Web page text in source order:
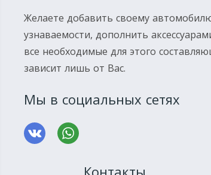
Желаете добавить своему
узнаваемости, дополнить
все необходимые для этого
зависит лишь от Вас.
Мы в социальных сетях